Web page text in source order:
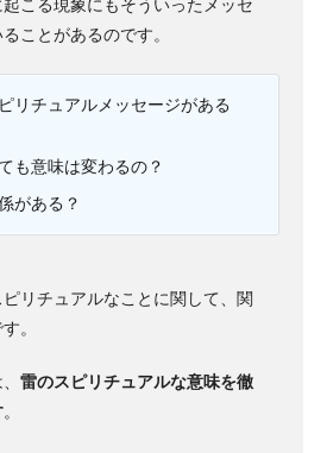
こる現象にもそういったメッセ
ことがあるのです。
リチュアルメッセージがある
も意味は変わるの？
がある？
リチュアルなことに関して、関
。
雷のスピリチュアルな意味を徹
。